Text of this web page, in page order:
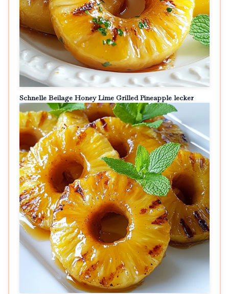
Schnelle Beilage Honey Lime Grilled Pineapple lecker